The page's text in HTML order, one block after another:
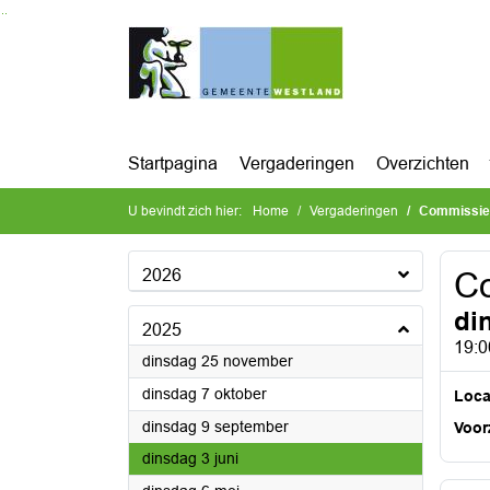
Ga naar de inhoud van deze pagina
Ga naar het zoeken
Ga naar het menu
Startpagina Vergaderingen Overzichten
U bevindt zich hier: Home Vergaderingen
2026
2025
dinsdag 25 november2025
dinsdag 7 oktober2025
dinsdag 9 september2025
dinsdag 3 juni2025